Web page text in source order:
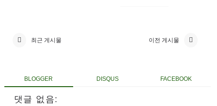
최근 게시물 이전 게시물
BLOGGER DISQUS FACEBOOK
댓글 없음: